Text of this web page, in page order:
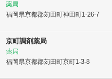
薬局
福岡県京都郡苅田町神田町1-26-7
京町調剤薬局
薬局
福岡県京都郡苅田町京町1-3-8